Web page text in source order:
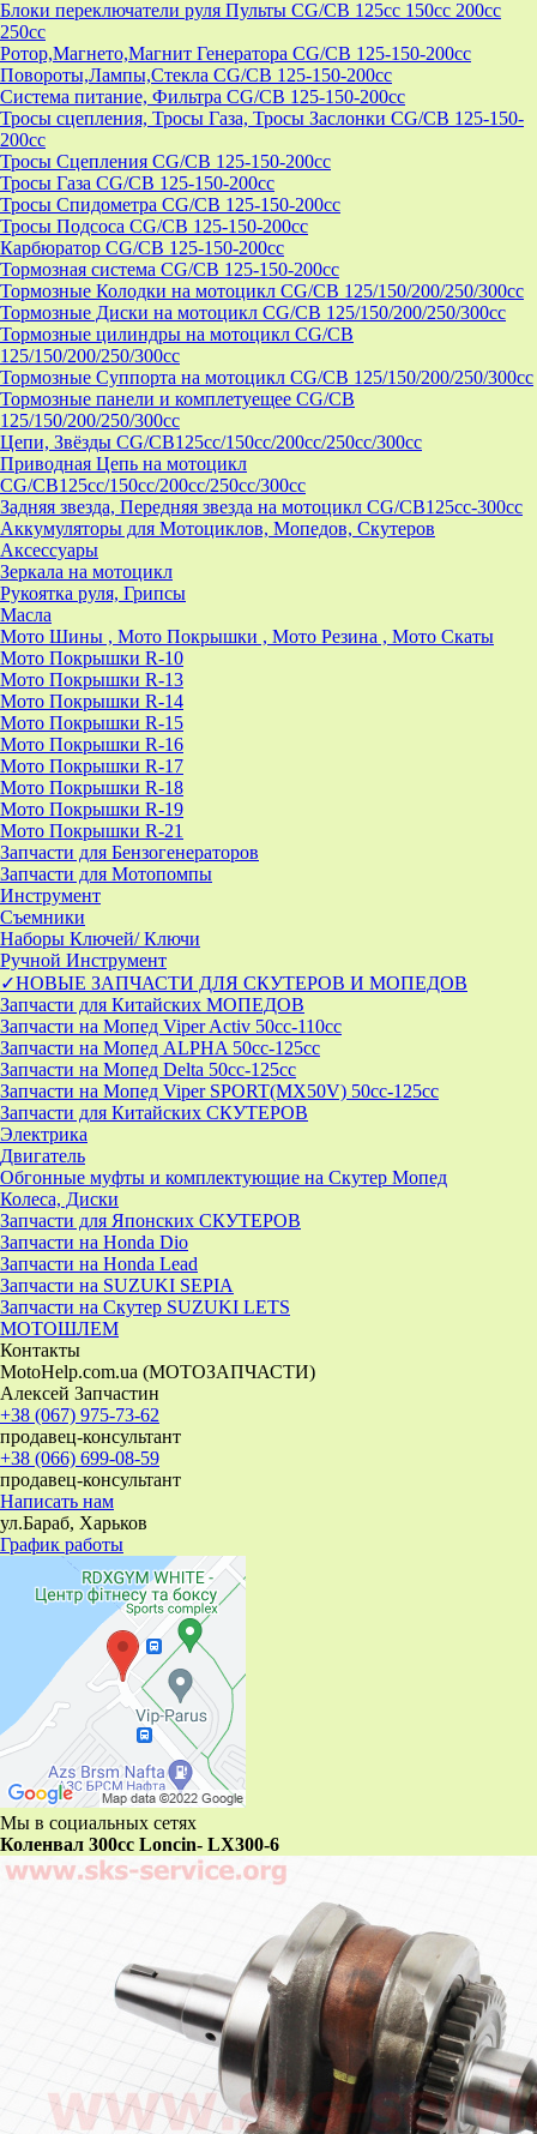
Блоки переключатели руля Пульты CG/CB 125cc 150cc 200cc
250cc
Ротор,Магнето,Магнит Генератора CG/CB 125-150-200cc
Повороты,Лампы,Стекла CG/CB 125-150-200cc
Система питание, Фильтра CG/CB 125-150-200cc
Тросы сцепления, Тросы Газа, Тросы Заслонки CG/CB 125-150-
200cc
Тросы Сцепления CG/CB 125-150-200cc
Тросы Газа CG/CB 125-150-200cc
Тросы Спидометра CG/CB 125-150-200cc
Тросы Подсоса CG/CB 125-150-200cc
Карбюратор CG/CB 125-150-200cc
Тормозная система CG/CB 125-150-200cc
Тормозные Колодки на мотоцикл CG/CB 125/150/200/250/300cc
Тормозные Диски на мотоцикл CG/CB 125/150/200/250/300cc
Тормозные цилиндры на мотоцикл CG/CB
125/150/200/250/300cc
Тормозные Суппорта на мотоцикл CG/CB 125/150/200/250/300cc
Тормозные панели и комплетуещее CG/CB
125/150/200/250/300cc
Цепи, Звёзды CG/CB125cc/150cc/200cc/250cc/300cc
Приводная Цепь на мотоцикл
CG/CB125cc/150cc/200cc/250cc/300cc
Задняя звезда, Передняя звезда на мотоцикл CG/CB125cc-300сс
Аккумуляторы для Мотоциклов, Мопедов, Скутеров
Аксессуары
Зеркала на мотоцикл
Рукоятка руля, Грипсы
Масла
Мото Шины , Мото Покрышки , Мото Резина , Мото Скаты
Мото Покрышки R-10
Мото Покрышки R-13
Мото Покрышки R-14
Мото Покрышки R-15
Мото Покрышки R-16
Мото Покрышки R-17
Мото Покрышки R-18
Мото Покрышки R-19
Мото Покрышки R-21
Запчасти для Бензогенераторов
Запчасти для Мотопомпы
Инструмент
Съемники
Наборы Ключей/ Ключи
Ручной Инструмент
✓НОВЫЕ ЗАПЧАСТИ ДЛЯ СКУТЕРОВ И МОПЕДОВ
Запчасти для Китайских МОПЕДОВ
Запчасти на Мопед Viper Activ 50cc-110cc
Запчасти на Мопед ALPHA 50cc-125cc
Запчасти на Мопед Delta 50cc-125cc
Запчасти на Мопед Viper SPORT(MX50V) 50cc-125cc
Запчасти для Китайских СКУТЕРОВ
Электрика
Двигатель
Обгонные муфты и комплектующие на Скутер Мопед
Колеса, Диски
Запчасти для Японских СКУТЕРОВ
Запчасти на Honda Dio
Запчасти на Honda Lead
Запчасти на SUZUKI SEPIA
Запчасти на Скутер SUZUKI LETS
МОТОШЛЕМ
Контакты
MotoHelp.com.ua (МОТОЗАПЧАСТИ)
Алексей Запчастин
+38 (067) 975-73-62
продавец-консультант
+38 (066) 699-08-59
продавец-консультант
Написать нам
ул.Бараб, Харьков
График работы
Мы в социальных сетях
Коленвал 300сс Loncin- LX300-6